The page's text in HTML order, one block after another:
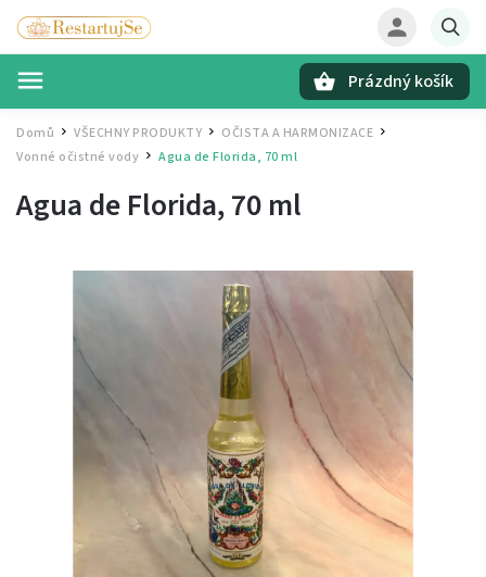
Prázdný košík
Domů / VŠECHNY PRODUKTY / OČISTA A HARMONIZACE /
Vonné očistné vody / Agua de Florida, 70 ml
Agua de Florida, 70 ml